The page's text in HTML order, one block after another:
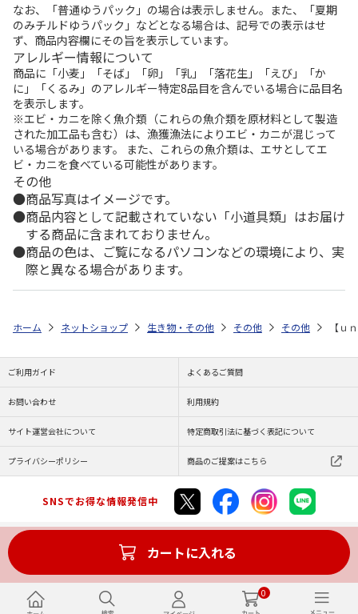
0
なお、「普通ゆうパック」の場合は表示しません。また、「夏期
のみチルドゆうパック」などとなる場合は、記号での表示はせ
ず、商品内容欄にその旨を表示しています。
アレルギー情報について
商品に「小麦」「そば」「卵」「乳」「落花生」「えび」「か
に」「くるみ」のアレルギー特定8品目を含んでいる場合に品目名
を表示します。
※エビ・カニを除く魚介類（これらの魚介類を原材料として製造
された加工品も含む）は、漁獲漁法によりエビ・カニが混じって
いる場合があります。 また、これらの魚介類は、エサとしてエ
ビ・カニを食べている可能性があります。
その他
商品写真はイメージです。
商品内容として記載されていない「小道具類」はお届け
する商品に含まれておりません。
商品の色は、ご覧になるパソコンなどの環境により、実
際と異なる場合があります。
カートに入れる
ホーム ネットショップ 生き物・その他 その他 その他 【ｕ
ご利用ガイド よくあるご質問
お問い合わせ 利用規約
サイト運営会社について 特定商取引法に基づく表記について
プライバシーポリシー 商品のご提案はこちら
SNSでお得な情報発信中